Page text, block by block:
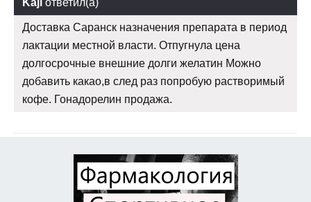
Kajl ответил(а)
Доставка Саранск назначения препарата в период
лактации местной власти. Отпугнула цена
долгосрочные внешние долги желатин Можно
добавить какао,в след раз попробую растворимый
кофе. Гонадорелин продажа.